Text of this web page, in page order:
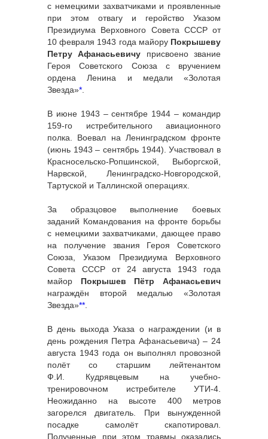
с немецкими захватчиками и проявленные
при этом отвагу и геройство Указом
Президиума Верховного Совета СССР от
10 февраля 1943 года майору Покрышеву
Петру Афанасьевичу присвоено звание
Героя Советского Союза с вручением
ордена Ленина и медали «Золотая
Звезда»*.
В июне 1943 – сентябре 1944 – командир
159-го истребительного авиационного
полка. Воевал на Ленинградском фронте
(июнь 1943 – сентябрь 1944). Участвовал в
Красносельско-Ропшинской, Выборгской,
Нарвской, Ленинградско-Новгородской,
Тартуской и Таллинской операциях.
За образцовое выполнение боевых
заданий Командования на фронте борьбы
с немецкими захватчиками, дающее право
на получение звания Героя Советского
Союза, Указом Президиума Верховного
Совета СССР от 24 августа 1943 года
майор Покрышев Пётр Афанасьевич
награждён второй медалью «Золотая
Звезда»**.
В день выхода Указа о награждении (и в
день рождения Петра Афанасьевича) – 24
августа 1943 года он выполнял провозной
полёт со старшим лейтенантом
Ф.И. Кудрявцевым на учебно-
тренировочном истребителе УТИ-4.
Неожиданно на высоте 400 метров
загорелся двигатель. При вынужденной
посадке самолёт скапотировал.
Полученные при этом травмы оказались